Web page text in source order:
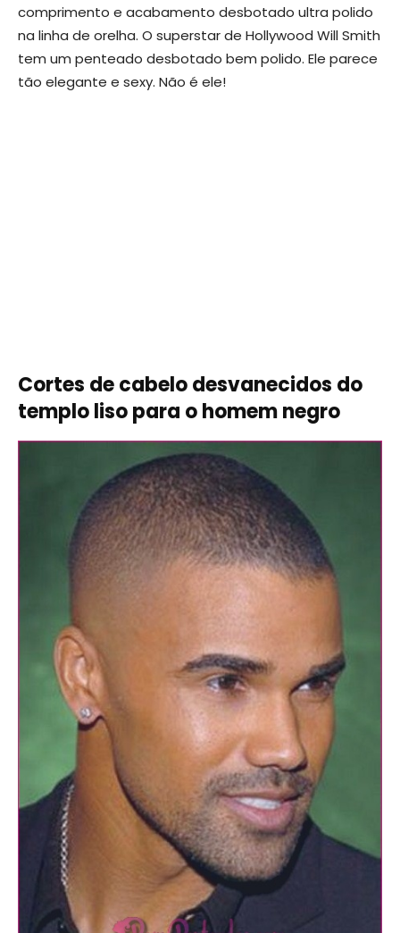
comprimento e acabamento desbotado ultra polido
na linha de orelha. O superstar de Hollywood Will Smith
tem um penteado desbotado bem polido. Ele parece
tão elegante e sexy. Não é ele!
Cortes de cabelo desvanecidos do
templo liso para o homem negro